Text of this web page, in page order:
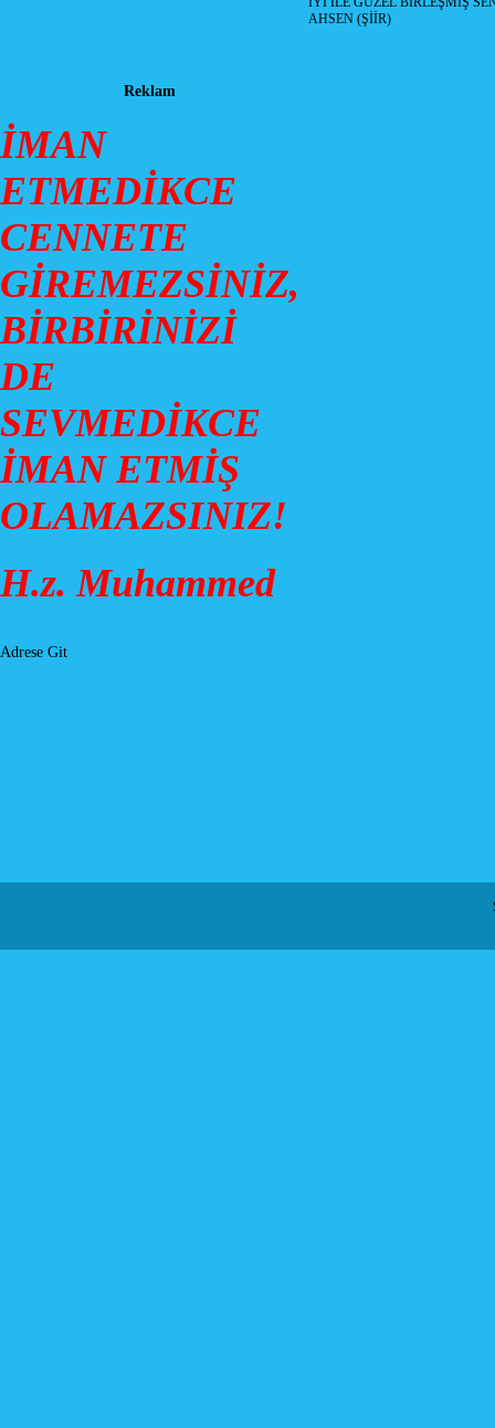
Reklam
İMAN
ETMEDİKCE
CENNETE
GİREMEZSİNİZ,
BİRBİRİNİZİ
DE
SEVMEDİKCE
İMAN ETMİŞ
OLAMAZSINIZ!
H.z. Muhammed
Adrese Git
AHSEN (ŞİİR)